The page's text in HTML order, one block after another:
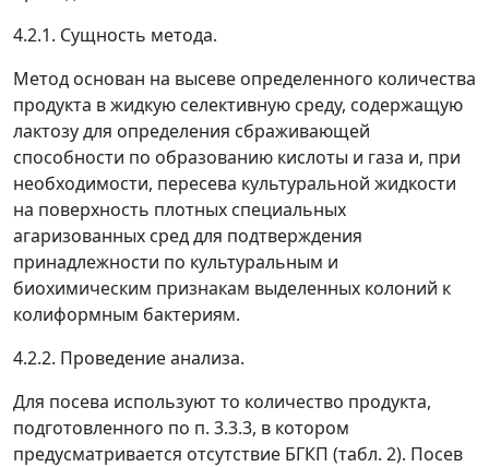
4.2.1. Сущность метода.
Метод основан на высеве определенного количества
продукта в жидкую селективную среду, содержащую
лактозу для определения сбраживающей
способности по образованию кислоты и газа и, при
необходимости, пересева культуральной жидкости
на поверхность плотных специальных
агаризованных сред для подтверждения
принадлежности по культуральным и
биохимическим признакам выделенных колоний к
колиформным бактериям.
4.2.2. Проведение анализа.
Для посева используют то количество продукта,
подготовленного по п. 3.3.3, в котором
предусматривается отсутствие БГКП (табл. 2). Посев